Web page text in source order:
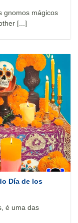
gnomos mágicos
[...]
Día de los
é uma das